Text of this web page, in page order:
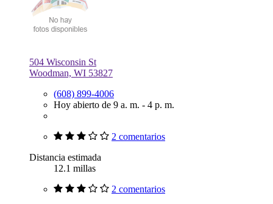
504 Wisconsin St
Woodman, WI 53827
(608) 899-4006
Hoy abierto de 9 a. m. - 4 p. m.
2 comentarios
Distancia estimada
12.1 millas
2 comentarios